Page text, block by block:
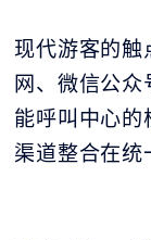
现代游客的触
网、微信公众
能呼叫中心的
渠道整合在统